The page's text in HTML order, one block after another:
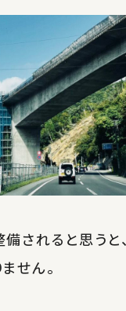
されると思うと、
せん。